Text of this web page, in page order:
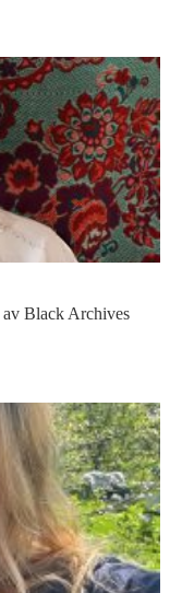
av Black Archives